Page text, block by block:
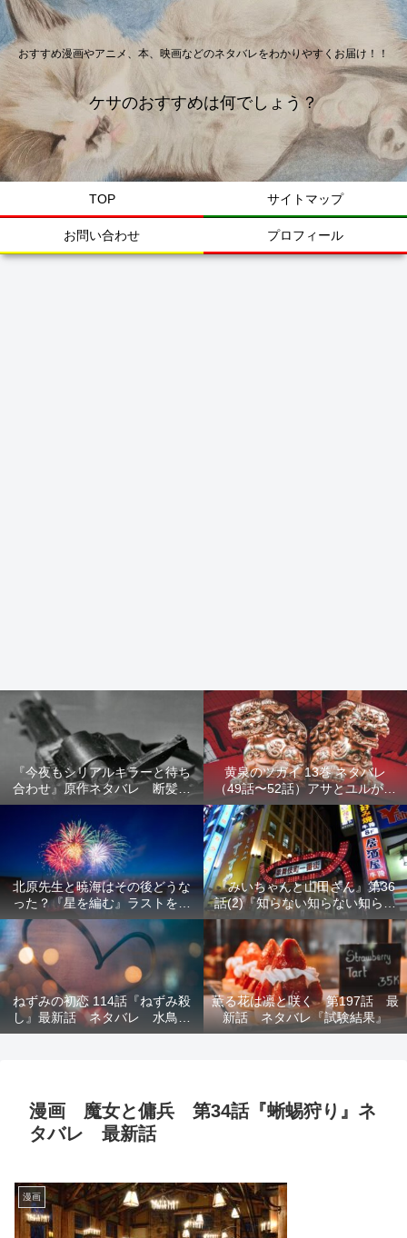
おすすめ漫画やアニメ、本、映画などのネタバレをわかりやすくお届け！！
ケサのおすすめは何でしょう？
TOP サイトマップ
お問い合わせ プロフィール
『今夜もシリアルキラーと待ち
合わせ』原作ネタバレ 断髪オ
ブジェ殺人事件 犯人の正体や
結末を解説
黄泉のツガイ 13巻 ネタバレ
（49話〜52話）アサとユルが家
出！西ノ村の真実とヒカルの決
意を解説
北原先生と暁海はその後どうな
った？『星を編む』ラストをネ
タバレ解説
『みいちゃんと山田さん』第36
話(2)『知らない知らない知らな
い』最新話 ネタバレ 犯人確
定 次回最終回
ねずみの初恋 114話『ねずみ殺
し』最新話 ネタバレ 水鳥死
亡 鯆を殺すか
薫る花は凛と咲く 第197話 最
新話 ネタバレ『試験結果』
漫画 魔女と傭兵 第34話『蜥蜴狩り』ネ
タバレ 最新話
漫画